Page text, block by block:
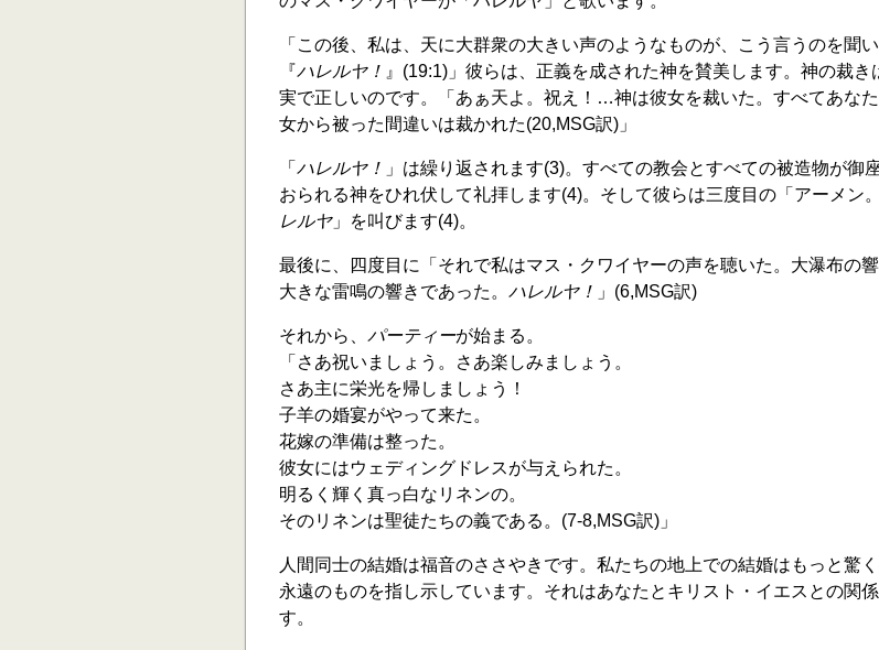
「この後、私は、天に大群衆の大きい声のようなものが、こう言うのを聞い
『ハレルヤ！ 』(19:1)」彼らは、正義を成された神を賛美します。神の裁き
実で正しいのです。「あぁ天よ。祝え！…神は彼女を裁いた。すべてあな
女から被った間違いは裁かれた(20,MSG訳)」
「 ハレルヤ！ 」は繰り返されます(3)。すべての教会とすべての被造物が御
おられる神をひれ伏して礼拝します(4)。そして彼らは三度目の「アーメン。
レルヤ」を叫びます(4)。
最後に、四度目に「それで私はマス・クワイヤーの声を聴いた。大瀑布の響
大きな雷鳴の響きであった。 ハレルヤ！ 」(6,MSG訳)
それから、 パーティーが始まる。
「さあ祝いましょう。さあ楽しみましょう。
さあ主に栄光を帰しましょう！
子羊の婚宴がやって来た。
花嫁の準備は整った。
彼女にはウェディングドレスが与えられた。
明るく輝く真っ白なリネンの。
そのリネンは聖徒たちの義である。(7-8,MSG訳)」
人間同士の結婚は福音のささやきです。私たちの地上での結婚はもっと驚
永遠のものを指し示しています。それはあなたとキリスト・イエスとの関
す。